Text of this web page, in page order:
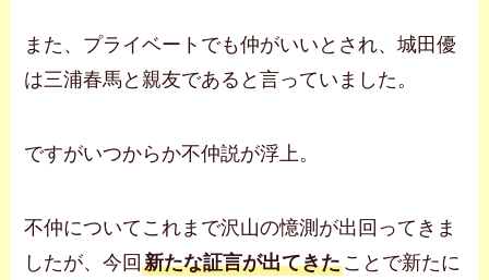
また、プライベートでも仲がいいとされ、城田優
は三浦春馬と親友であると言っていました。
ですがいつからか不仲説が浮上。
不仲についてこれまで沢山の憶測が出回ってきま
したが、今回新たな証言が出てきたことで新たに